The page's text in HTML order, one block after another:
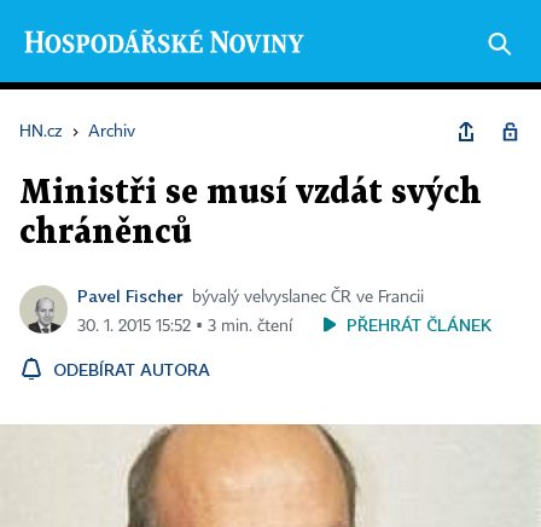
HN.cz › Archiv
Ministři se musí vzdát svých
chráněnců
Pavel Fischer
bývalý velvyslanec ČR ve Francii
30. 1. 2015 15:52 ▪ 3 min. čtení
PŘEHRÁT ČLÁNEK
ODEBÍRAT AUTORA